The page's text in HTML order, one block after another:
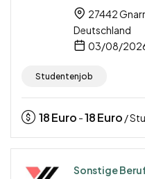
27442
Deutschland
03/08/
Studentenjob
18Euro -18Euro /
Sonstige